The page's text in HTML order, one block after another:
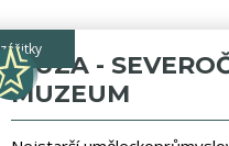
zážitky
MUZA -
MUZEUM